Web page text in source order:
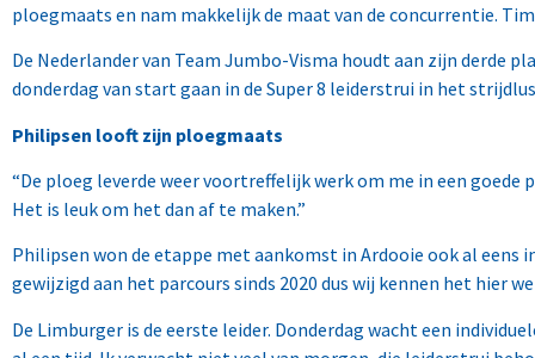
ploegmaats en nam makkelijk de maat van de concurrentie.
De Nederlander van Team Jumbo-Visma houdt aan zijn derde
donderdag van start gaan in de Super 8 leiderstrui in het
Philipsen looft zijn ploegmaats
“De ploeg leverde weer voortreffelijk werk om me in een
Het is leuk om het dan af te maken.”
Philipsen won de etappe met aankomst in Ardooie ook al
gewijzigd aan het parcours sinds 2020 dus wij kennen het hier
De Limburger is de eerste leider. Donderdag wacht een